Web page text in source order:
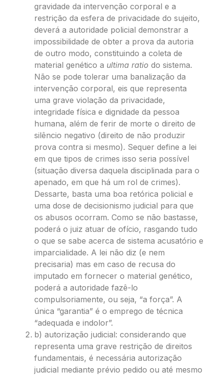
gravidade da intervenção corporal e a
restrição da esfera de privacidade do sujeito,
deverá a autoridade policial demonstrar a
impossibilidade de obter a prova da autoria
de outro modo, constituindo a coleta de
material genético a ultima ratio do sistema.
Não se pode tolerar uma banalização da
intervenção corporal, eis que representa
uma grave violação da privacidade,
integridade física e dignidade da pessoa
humana, além de ferir de morte o direito de
silêncio negativo (direito de não produzir
prova contra si mesmo). Sequer define a lei
em que tipos de crimes isso seria possível
(situação diversa daquela disciplinada para o
apenado, em que há um rol de crimes).
Dessarte, basta uma boa retórica policial e
uma dose de decisionismo judicial para que
os abusos ocorram. Como se não bastasse,
poderá o juiz atuar de ofício, rasgando tudo
o que se sabe acerca de sistema acusatório e
imparcialidade. A lei não diz (e nem
precisaria) mas em caso de recusa do
imputado em fornecer o material genético,
poderá a autoridade fazê-lo
compulsoriamente, ou seja, “a força”. A
única “garantia” é o emprego de técnica
“adequada e indolor”.
b) autorização judicial: considerando que
representa uma grave restrição de direitos
fundamentais, é necessária autorização
judicial mediante prévio pedido ou até mesmo